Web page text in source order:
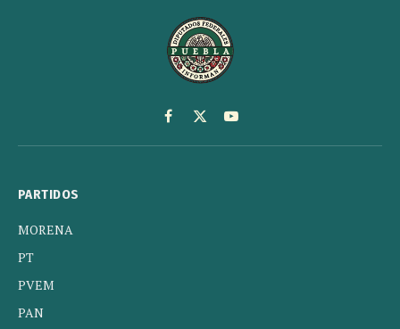
Facebook
X
(Twitter)
YouTube
PARTIDOS
MORENA
PT
PVEM
PAN